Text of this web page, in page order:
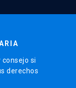
si
derechos